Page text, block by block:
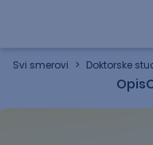
Svi smerovi > Doktorske
Opis